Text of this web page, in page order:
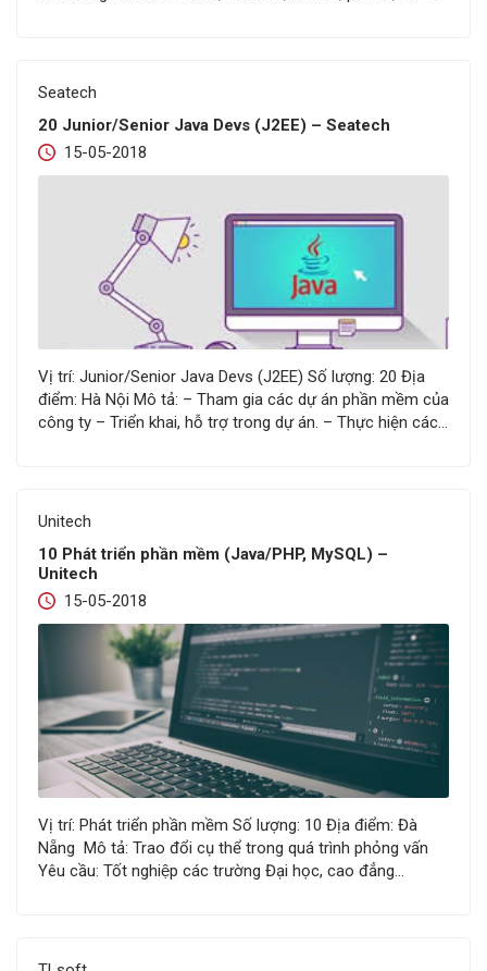
Seatech
20 Junior/Senior Java Devs (J2EE) – Seatech
15-05-2018
Vị trí: Junior/Senior Java Devs (J2EE) Số lượng: 20 Địa
điểm: Hà Nội Mô tả: – Tham gia các dự án phần mềm của
công ty – Triển khai, hỗ trợ trong dự án. – Thực hiện các
Unitech
10 Phát triển phần mềm (Java/PHP, MySQL) –
Unitech
15-05-2018
Vị trí: Phát triển phần mềm Số lượng: 10 Địa điểm: Đà
Nẵng Mô tả: Trao đổi cụ thể trong quá trình phỏng vấn
Yêu cầu: Tốt nghiệp các trường Đại học, cao đẳng